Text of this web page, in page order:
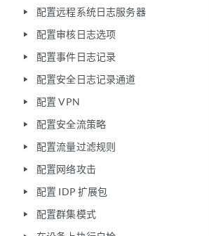
play_arrow 配置远程系统日志服务器
play_arrow 配置审核日志选项
play_arrow 配置事件日志记录
play_arrow 配置安全日志记录通道
play_arrow 配置 VPN
play_arrow 配置安全流策略
play_arrow 配置流量过滤规则
play_arrow 配置网络攻击
play_arrow 配置 IDP 扩展包
play_arrow 配置群集模式